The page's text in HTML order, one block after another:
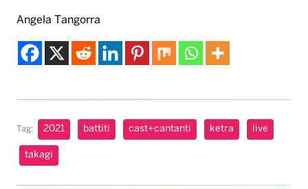
Angela Tangorra
Tag: 2021 battiti cast+cantanti ketra live
takagi